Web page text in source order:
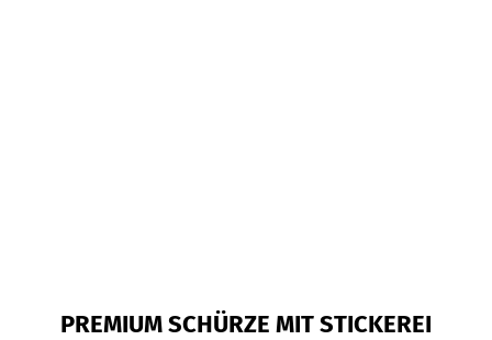
PREMIUM SCHÜRZE MIT STICKEREI